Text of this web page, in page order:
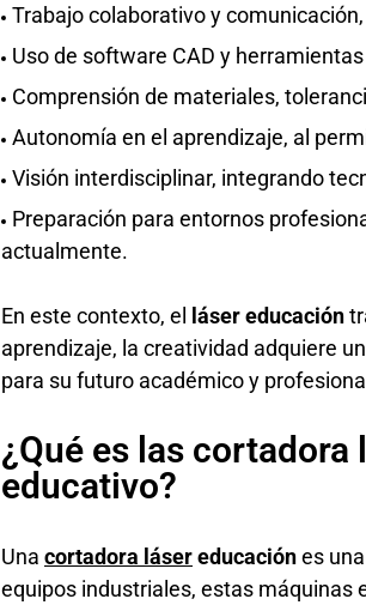
Trabajo colaborativo y
Uso de software CAD y
Comprensión de materiales,
Autonomía en el aprendizaje, al
Visión interdisciplinar, integrando
Preparación para entornos
actualmente.
En este contexto, el láser educación
aprendizaje, la creatividad adquiere
para su futuro académico y
¿Qué es las
educativo?
Una cortadora lásereducaciónes
equipos industriales, estas máquinas